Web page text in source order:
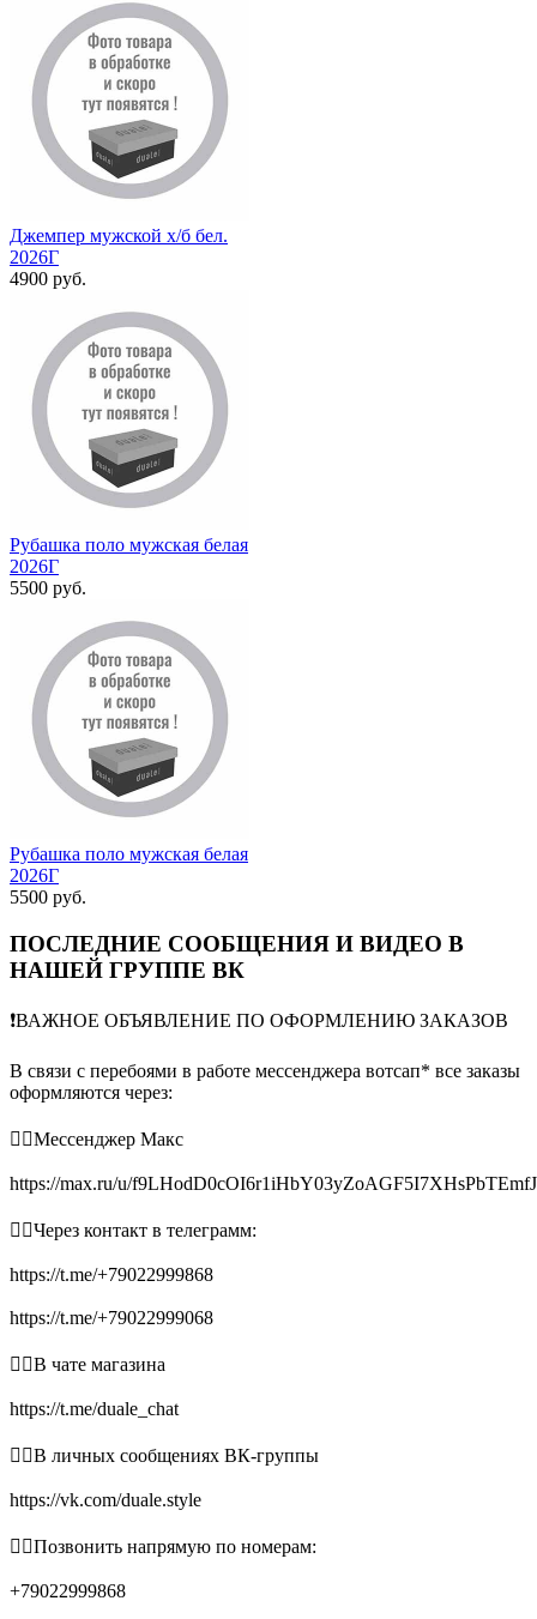
Джемпер мужской х/б бел.
2026Г
4900 руб.
Рубашка поло мужская белая
2026Г
5500 руб.
Рубашка поло мужская белая
2026Г
5500 руб.
ПОСЛЕДНИЕ СООБЩЕНИЯ И ВИДЕО В
НАШЕЙ ГРУППЕ ВК
❗️ВАЖНОЕ ОБЪЯВЛЕНИЕ ПО ОФОРМЛЕНИЮ ЗАКАЗОВ
В связи с перебоями в работе мессенджера вотсап* все заказы
оформляются через:
👉🏻Мессенджер Макс
https://max.ru/u/
👉🏻Через контакт в телеграмм:
https://t.me/+79022999868
https://t.me/+79022999068
👉🏻В чате магазина
https://t.me/duale_chat
👉🏻В личных сообщениях ВК-группы
https://vk.com/duale.style
👉🏻Позвонить напрямую по номерам:
+79022999868